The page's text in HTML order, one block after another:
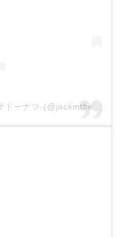
jackinthedonuts -ジャックインザドーナツ-(@jackinthedonuts)がシェアした投稿